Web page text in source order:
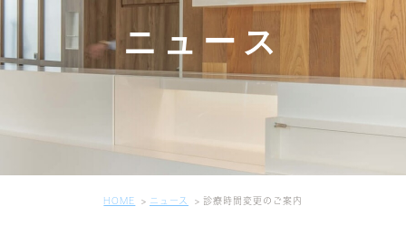
院長紹介
医院情報
予防治療
小児歯科･小児矯正
口腔外科
訪問診療
ニュース
HOME ニュース 診療時間変更のご案内